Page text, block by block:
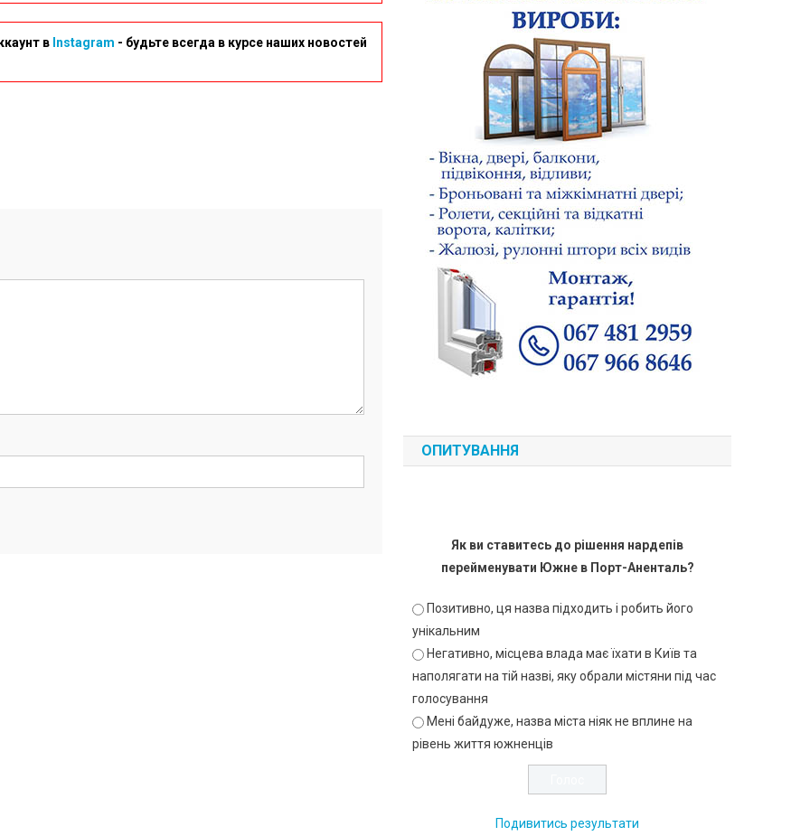
в Instagram - будьте всегда в курсе наших новостей
ОПИТУВАННЯ
Як ви ставитесь до рішення нардепів
перейменувати Южне в Порт-Аненталь?
Позитивно, ця назва підходить і робить його
унікальним
Негативно, місцева влада має їхати в Київ та
наполягати на тій назві, яку обрали містяни під час
голосування
Мені байдуже, назва міста ніяк не вплине на
рівень життя южненців
Подивитись результати